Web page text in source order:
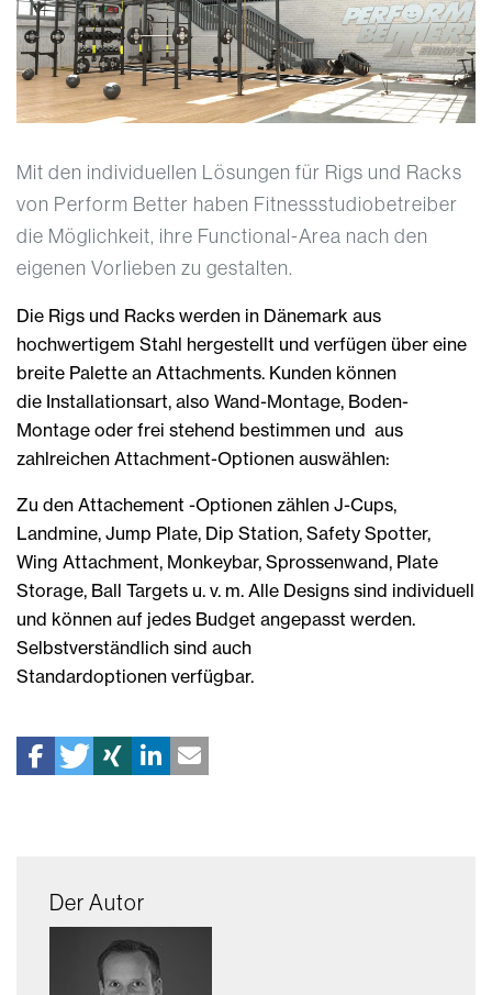
Mit den individuellen Lösungen für Rigs und Racks
von Perform Better haben Fitnessstudiobetreiber
die Möglichkeit, ihre Functional-Area nach den
eigenen Vorlieben zu gestalten.
Die Rigs und Racks werden in Dänemark aus
hochwertigem Stahl hergestellt und verfügen über eine
breite Palette an Attachments. Kunden können
die Installationsart, also Wand-Montage, Boden-
Montage oder frei stehend bestimmen und aus
zahlreichen Attachment-Optionen auswählen:
Zu den Attachement -Optionen zählen J-Cups,
Landmine, Jump Plate, Dip Station, Safety Spotter,
Wing Attachment, Monkeybar, Sprossenwand, Plate
Storage, Ball Targets u. v. m. Alle Designs sind individuell
und können auf jedes Budget angepasst werden.
Selbstverständlich sind auch
Standardoptionen verfügbar.
Der Autor